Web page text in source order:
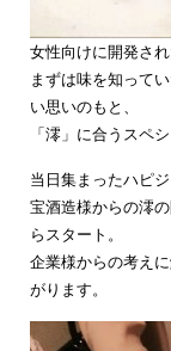
女性向けに開発さ
まずは味を知って
い思いのもと、
「澪」に合うスペ
当日集まったハピ
宝酒造様からの澪
らスタート。
企業様からの考え
がります。